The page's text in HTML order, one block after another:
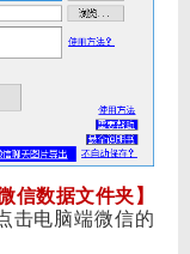
微信数据文件夹】
击电脑端微信的